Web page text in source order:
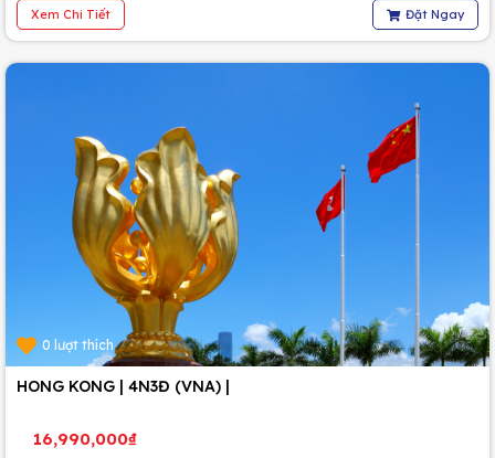
Xem Chi Tiết Đặt Ngay
0 lượt thích
HONG KONG | 4N3Đ (VNA) |
16,990,000₫